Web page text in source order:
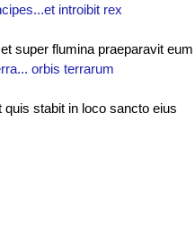
introibit rex
super flumina praeparavit eum
orbis terrarum
stabit in loco sancto eius